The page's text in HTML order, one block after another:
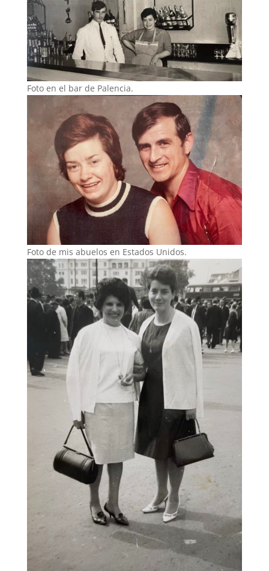
Foto en el bar de Palencia.
Foto de mis abuelos en Estados Unidos.